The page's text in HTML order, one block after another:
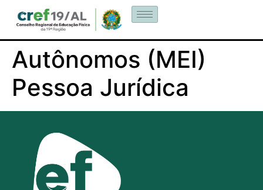
Autônomos (MEI)
Pessoa Jurídica